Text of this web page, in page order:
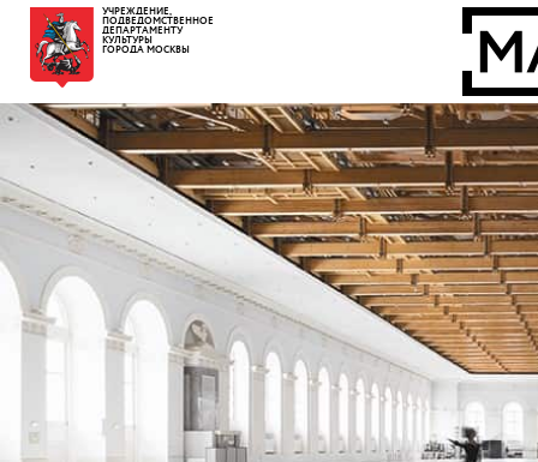
УЧРЕЖДЕНИЕ,
ПОДВЕДОМСТВЕННОЕ
ДЕПАРТАМЕНТУ
КУЛЬТУРЫ
ГОРОДА МОСКВЫ